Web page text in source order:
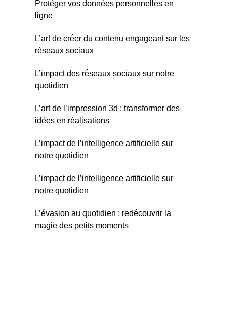
Protéger vos données personnelles en
ligne
L’art de créer du contenu engageant sur les
réseaux sociaux
L’impact des réseaux sociaux sur notre
quotidien
L’art de l’impression 3d : transformer des
idées en réalisations
L’impact de l’intelligence artificielle sur
notre quotidien
L’impact de l’intelligence artificielle sur
notre quotidien
L’évasion au quotidien : redécouvrir la
magie des petits moments